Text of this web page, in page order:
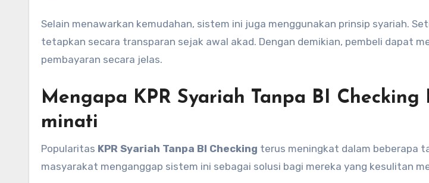
Selain menawarkan kemudahan, sistem ini juga menggunakan prinsip syariah.
tetapkan secara transparan sejak awal akad. Dengan demikian, pembeli dapat
pembayaran secara jelas.
Mengapa KPR Syariah Tanpa BI Checking
minati
Popularitas KPR Syariah Tanpa BI Checking terus meningkat dalam beberapa
masyarakat menganggap sistem ini sebagai solusi bagi mereka yang kesulitan